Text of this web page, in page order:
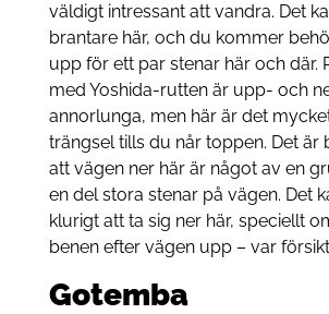
väldigt intressant att vandra. Det
brantare här, och du kommer
upp för ett par stenar här och där.
med Yoshida-rutten är upp- och
annorlunga, men här är det
trängsel tills du når toppen. Det är
att vägen ner här är något av en
en del stora stenar på vägen. Det
klurigt att ta sig ner här, speciellt
benen efter vägen upp – var
Gotemba